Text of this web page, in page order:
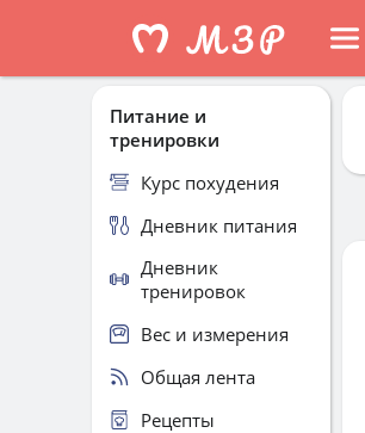
Питание и
тренировки
Курс похудения
Дневник питания
Дневник
тренировок
Вес и измерения
Общая лента
Рецепты